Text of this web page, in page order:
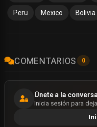
Peru Mexico Bolivia
COMENTARIOS 0
Únete a la
Inicia sesión para